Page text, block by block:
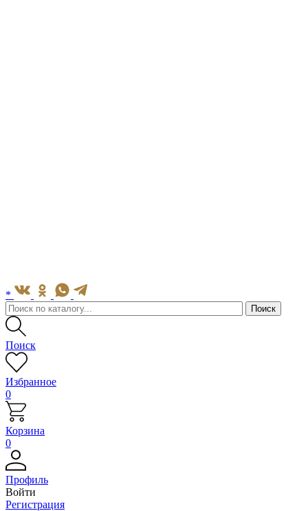
*
Поиск
Избранное
0
Корзина
0
Профиль
Войти
Регистрация